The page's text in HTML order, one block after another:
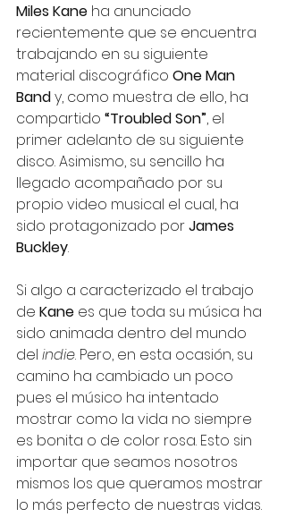
Miles Kane ha anunciado
recientemente que se encuentra
trabajando en su siguiente
material discográfico One Man
Band y, como muestra de ello, ha
compartido “Troubled Son”, el
primer adelanto de su siguiente
disco. Asimismo, su sencillo ha
llegado acompañado por su
propio video musical el cual, ha
sido protagonizado por James
Buckley.
Si algo a caracterizado el trabajo
de Kane es que toda su música ha
sido animada dentro del mundo
del indie. Pero, en esta ocasión, su
camino ha cambiado un poco
pues el músico ha intentado
mostrar como la vida no siempre
es bonita o de color rosa. Esto sin
importar que seamos nosotros
mismos los que queramos mostrar
lo más perfecto de nuestras vidas.